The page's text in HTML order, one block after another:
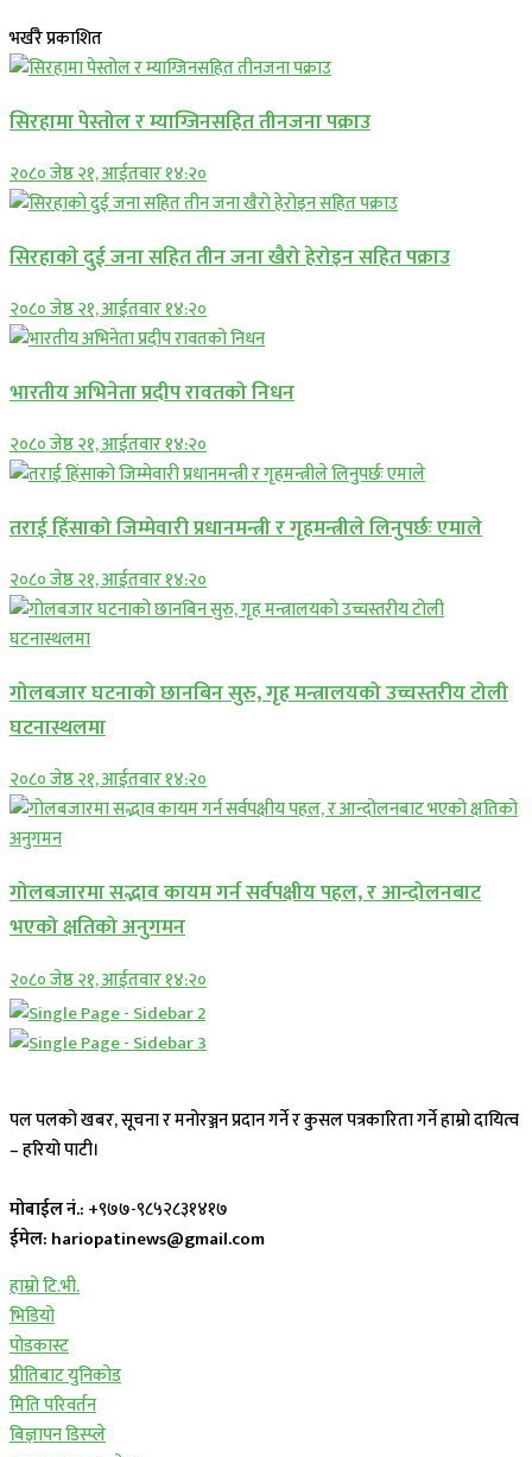
भर्खरै प्रकाशित
सिरहामा पेस्तोल र म्याग्जिनसहित तीनजना पक्राउ
२०८० जेष्ठ २१, आईतवार १४:२०
सिरहाकाे दुई जना सहित तीन जना खैरो हेरोइन सहित पक्राउ
२०८० जेष्ठ २१, आईतवार १४:२०
भारतीय अभिनेता प्रदीप रावतको निधन
२०८० जेष्ठ २१, आईतवार १४:२०
तराई हिंसाको जिम्मेवारी प्रधानमन्त्री र गृहमन्त्रीले लिनुपर्छः एमाले
२०८० जेष्ठ २१, आईतवार १४:२०
गोलबजार घटनाको छानबिन सुरु, गृह मन्त्रालयको उच्चस्तरीय टोली
घटनास्थलमा
२०८० जेष्ठ २१, आईतवार १४:२०
गोलबजारमा सद्भाव कायम गर्न सर्वपक्षीय पहल, र आन्दोलनबाट
भएको क्षतिको अनुगमन
२०८० जेष्ठ २१, आईतवार १४:२०
पल पलको खबर, सूचना र मनोरञ्जन प्रदान गर्ने र कुसल पत्रकारिता गर्ने हाम्रो दायित्व
– हरियो पाटी।
मोबाईल नं.: +९७७-९८५२८३१४१७
ईमेल: hariopatinews@gmail.com
हाम्रो टि.भी.
भिडियो
पोडकास्ट
प्रीतिबाट युनिकोड
मिति परिवर्तन
बिज्ञापन डिस्प्ले